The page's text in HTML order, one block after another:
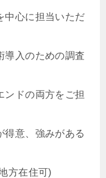
に担当いただ
ための調査
の両方をご担
強みがある
方在住可)